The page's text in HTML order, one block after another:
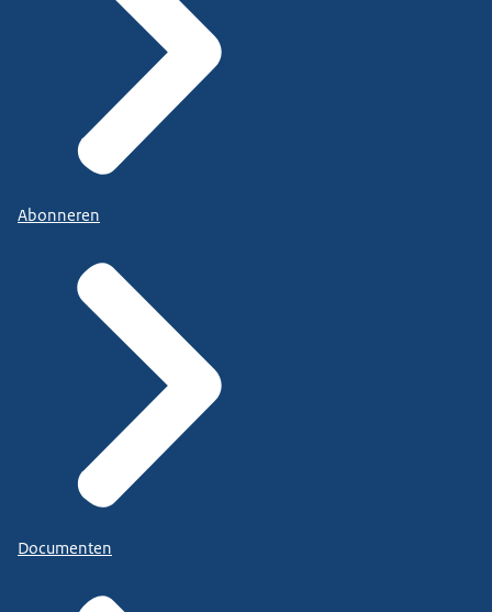
Abonneren
Documenten